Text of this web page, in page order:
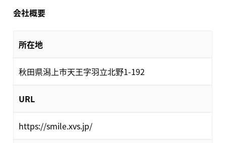
会社概要
所在地
秋田県潟上市天王字羽立北野1-192
URL
https://smile.xvs.jp/